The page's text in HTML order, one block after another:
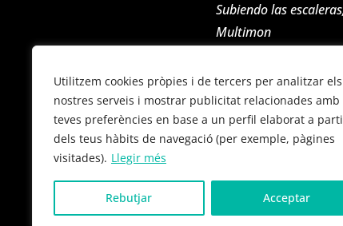
Utilitzem cookies pròpies i de tercers per analitzar els
nostres serveis i mostrar publicitat relacionades amb
teves preferències en base a un perfil elaborat a
dels teus hàbits de navegació (per exemple, pàgines
visitades). Llegir més
Rebutjar Acceptar
Subiendo las
Multimon
Polígono Ind. de
08799 – Olèrdola
©